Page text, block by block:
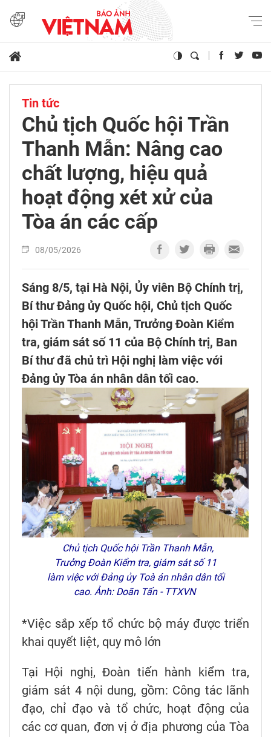
Tin tức
Chủ tịch Quốc hội Trần
Thanh Mẫn: Nâng cao
chất lượng, hiệu quả
hoạt động xét xử của
Tòa án các cấp
08/05/2026
Sáng 8/5, tại Hà Nội, Ủy viên Bộ Chính trị,
Bí thư Đảng ủy Quốc hội, Chủ tịch Quốc
hội Trần Thanh Mẫn, Trưởng Đoàn Kiểm
tra, giám sát số 11 của Bộ Chính trị, Ban
Bí thư đã chủ trì Hội nghị làm việc với
Đảng ủy Tòa án nhân dân tối cao.
Chủ tịch Quốc hội Trần Thanh Mẫn,
Trưởng Đoàn Kiểm tra, giám sát số 11
làm việc với Đảng ủy Toà án nhân dân tối
cao. Ảnh: Doãn Tấn - TTXVN
*Việc sắp xếp tổ chức bộ máy được triển
khai quyết liệt, quy mô lớn
Tại Hội nghị, Đoàn tiến hành kiểm tra,
giám sát 4 nội dung, gồm: Công tác lãnh
đạo, chỉ đạo và tổ chức, hoạt động của
các cơ quan, đơn vị ở địa phương của Tòa